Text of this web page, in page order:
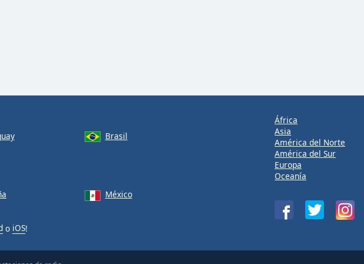
Brasil
México
o iOS!
África
Asia
América del Norte
América del Sur
Europa
Oceanía